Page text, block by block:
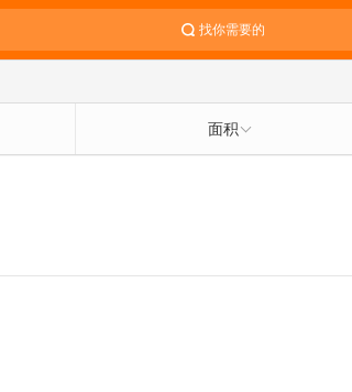
找你需要的
面积